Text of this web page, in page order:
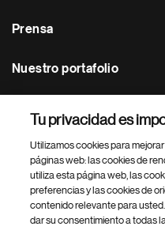
Prensa
Nuestro portafolio
Footer Site Search
Tu privacidad es
Utilizamos cookies para
páginas web: las cookies de
utiliza esta página web, las
preferencias y las cookies de
contenido relevante para
dar su consentimiento a todas